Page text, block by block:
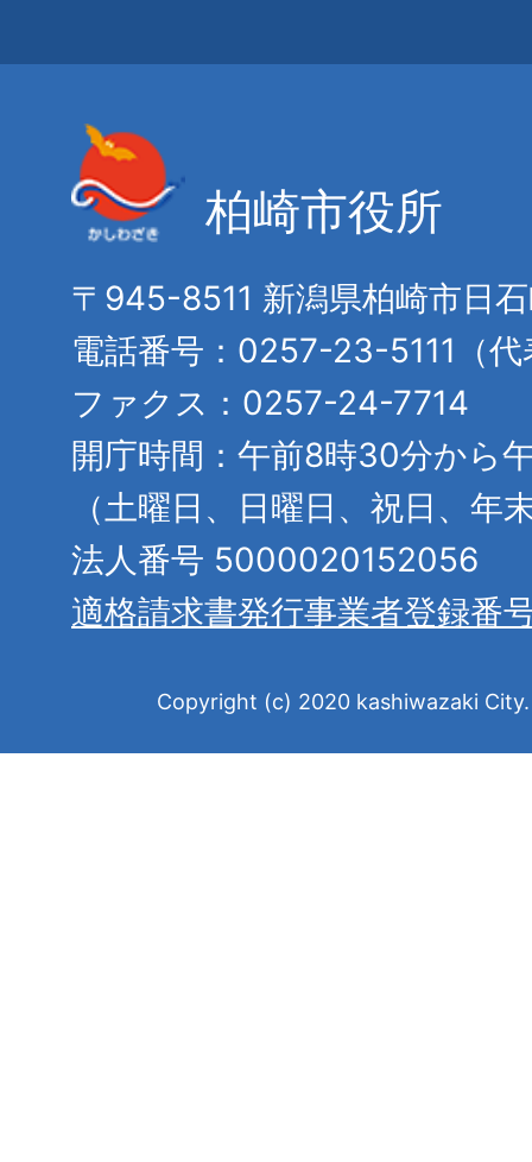
柏崎市役所
〒945-8511 新潟県柏崎市日
電話番号：0257-23-5111（代
ファクス：0257-24-7714
開庁時間：午前8時30分から
（土曜日、日曜日、祝日、年
法人番号 5000020152056
適格請求書発行事業者登録番
Copyright (c) 2020 kashiwazaki